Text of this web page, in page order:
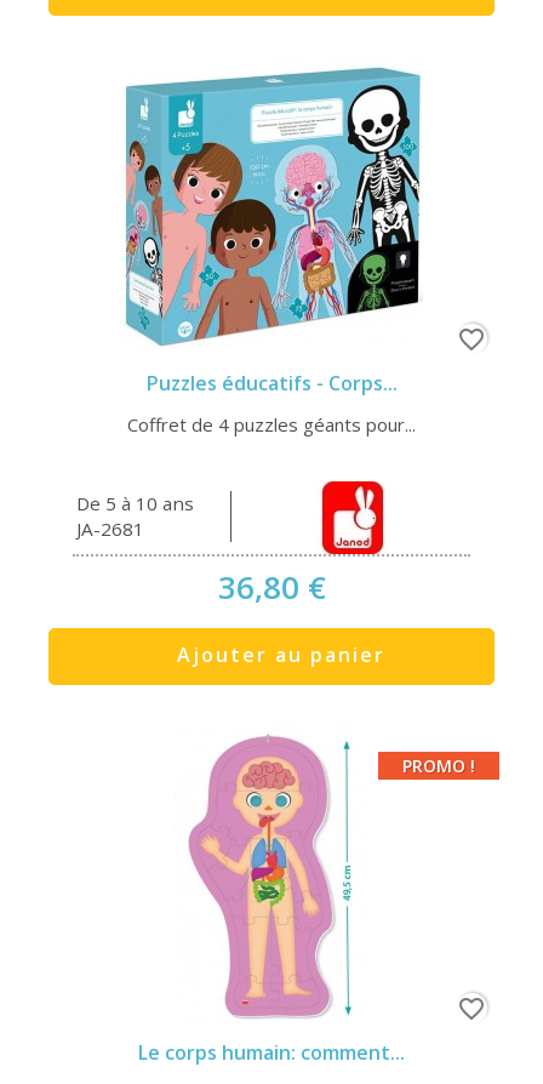
Puzzles éducatifs - Corps...
Coffret de 4 puzzles géants pour...
De 5 à 10 ans
JA-2681
36,80 €
Ajouter au panier
favorite_border
Le corps humain: comment...
PROMO !
favorite_border